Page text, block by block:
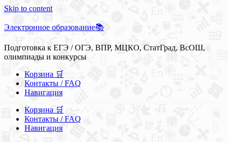
Skip to content
Электронное образование📚
Подготовка к ЕГЭ / ОГЭ, ВПР, МЦКО, СтатГрад, ВсОШ,
олимпиады и конкурсы
Корзина 🛒
Контакты / FAQ
Навигация
Корзина 🛒
Контакты / FAQ
Навигация